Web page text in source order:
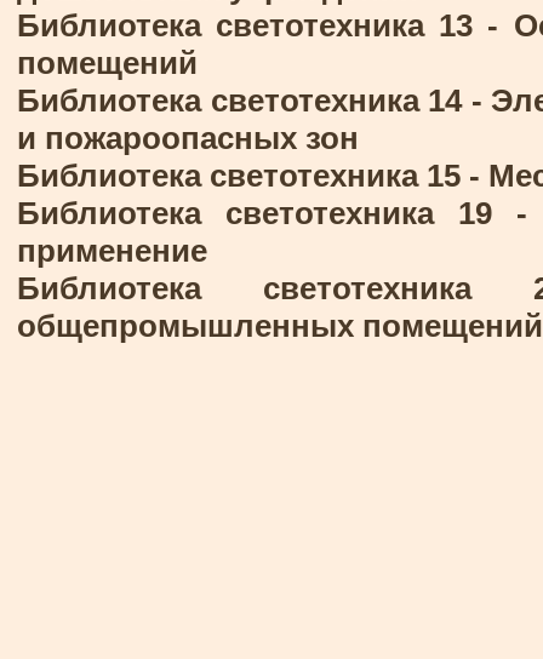
Библиотека светотехника 13 -
помещений
Библиотека светотехника 14 -
и пожароопасных зон
Библиотека светотехника 15 -
Библиотека светотехника 19
применение
Библиотека
общепромышленных помещений